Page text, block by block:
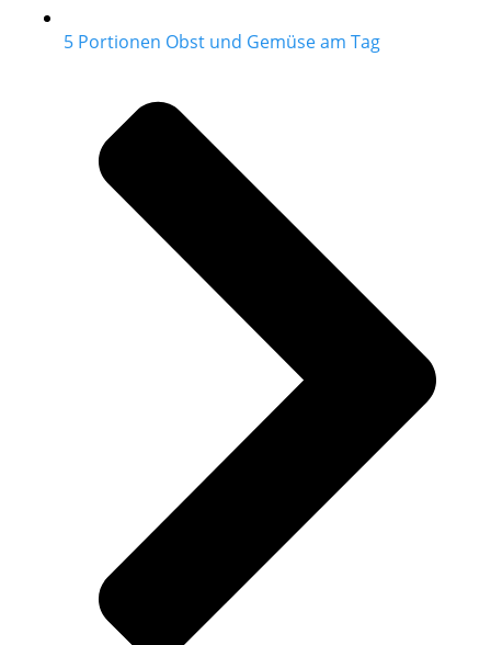
5 Portionen Obst und Gemüse am Tag